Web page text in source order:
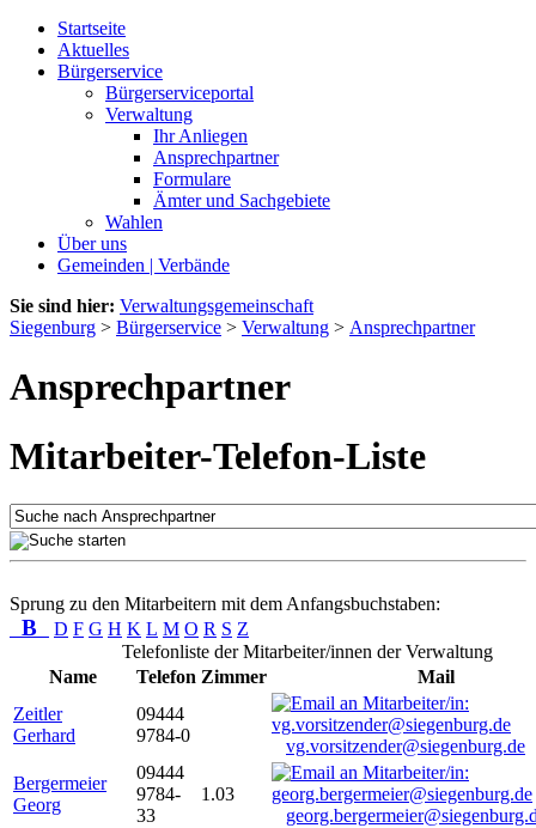
Startseite
Aktuelles
Bürgerservice
Bürgerserviceportal
Verwaltung
Ihr Anliegen
Ansprechpartner
Formulare
Ämter und Sachgebiete
Wahlen
Über uns
Gemeinden | Verbände
Sie sind hier: Verwaltungsgemeinschaft
Siegenburg > Bürgerservice > Verwaltung > Ansprechpartner
Ansprechpartner
Mitarbeiter-Telefon-Liste
Sprung zu den Mitarbeitern mit dem Anfangsbuchstaben:
B D F G H K L M O R S Z
Telefonliste der Mitarbeiter/innen der Verwaltung
Name
Telefon Zimmer
Mail
Zeitler
Gerhard
09444
9784-0
vg.vorsitzender@siegenburg.de
Bergermeier
Georg
09444
9784-
33
1.03